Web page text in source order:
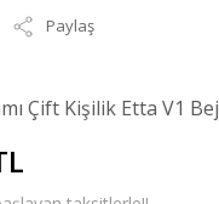
Paylaş
Çift Kişilik Etta V1 Bej